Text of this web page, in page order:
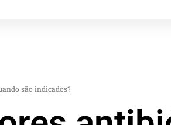
são indicados?